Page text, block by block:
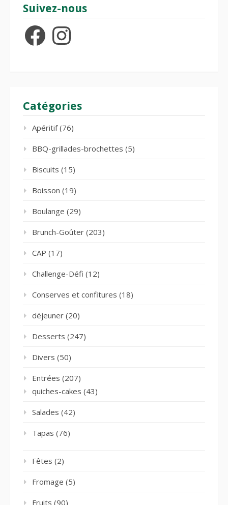
Suivez-nous
FacebookInstagram
Catégories
Apéritif(76)
BBQ-grillades-brochettes (5)
Biscuits (15)
Boisson (19)
Boulange (29)
Brunch-Goûter (203)
CAP (17)
Challenge-Défi (12)
Conserves et confitures (18)
déjeuner (20)
Desserts (247)
Divers (50)
Entrées (207)
quiches-cakes (43)
Salades (42)
Tapas (76)
Fêtes (2)
Fromage (5)
Fruits (90)